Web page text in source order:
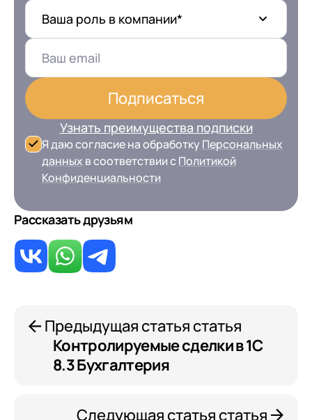
Ваша роль в компании*
Подписаться
Узнать преимущества подписки
Я даю согласие на обработку Персональных
данных в соответствии сПолитикой
Конфиденциальности
Рассказать друзьям
Предыдущая статья статья
Контролируемые сделки в 1С
8.3 Бухгалтерия
Следующая статья статья